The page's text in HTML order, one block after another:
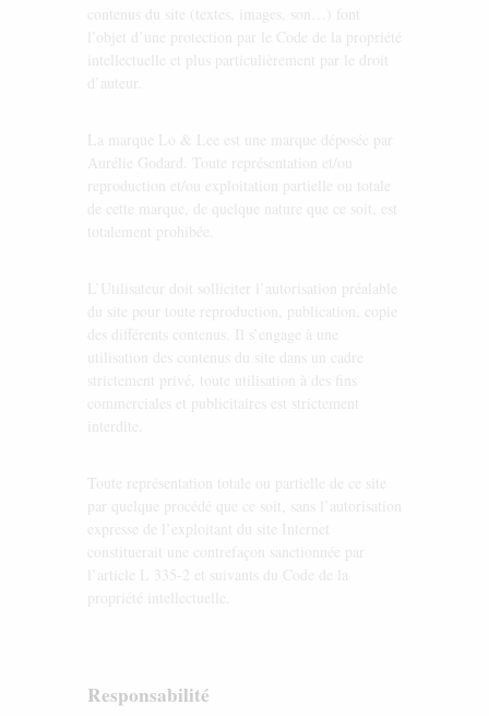
contenus du site (textes, images, son…) font
l’objet d’une protection par le Code de la propriété
intellectuelle et plus particulièrement par le droit
d’auteur.
La marque Lo & Lee est une marque déposée par
Aurélie Godard. Toute représentation et/ou
reproduction et/ou exploitation partielle ou totale
de cette marque, de quelque nature que ce soit, est
totalement prohibée.
L’Utilisateur doit solliciter l’autorisation préalable
du site pour toute reproduction, publication, copie
des différents contenus. Il s’engage à une
utilisation des contenus du site dans un cadre
strictement privé, toute utilisation à des fins
commerciales et publicitaires est strictement
interdite.
Toute représentation totale ou partielle de ce site
par quelque procédé que ce soit, sans l’autorisation
expresse de l’exploitant du site Internet
constituerait une contrefaçon sanctionnée par
l’article L 335-2 et suivants du Code de la
propriété intellectuelle.
Responsabilité